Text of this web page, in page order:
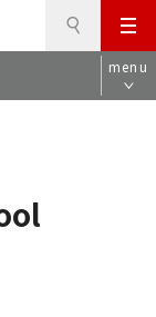
メ
ニ
ュ
menu